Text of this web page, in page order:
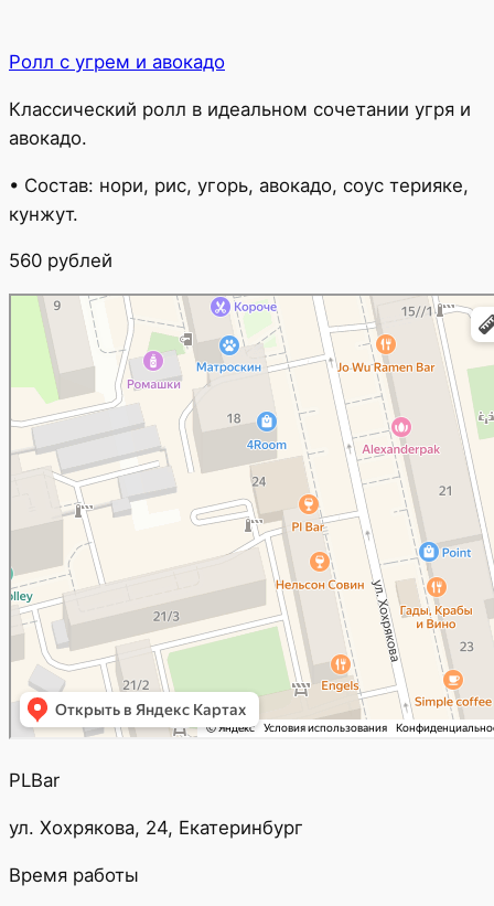
Ролл с угрем и авокадо
Классический ролл в идеальном сочетании угря и
авокадо.
• Состав: нори, рис, угорь, авокадо, соус терияке,
кунжут.
560 рублей
PLBar
ул. Хохрякова, 24, Екатеринбург
Время работы